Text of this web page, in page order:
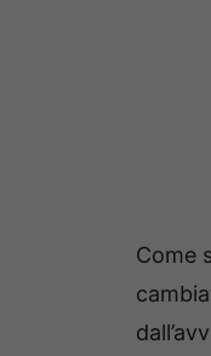
Come